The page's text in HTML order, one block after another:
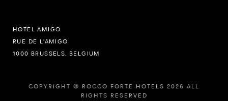
HOTEL AMIGO
RUE DE L'AMIGO
1000 BRUSSELS, BELGIUM
COPYRIGHT © ROCCO FORTE HOTELS 2026 ALL
RIGHTS RESERVED